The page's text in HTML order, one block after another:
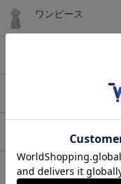
ワンピース
シューズ